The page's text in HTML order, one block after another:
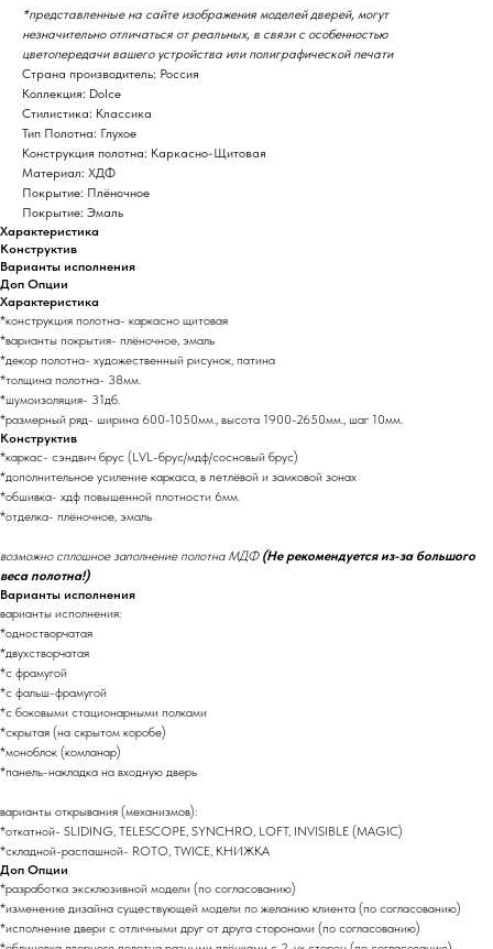
*представленные на сайте изображения моделей дверей, могут
незначительно отличаться от реальных, в связи с особенностью
цветопередачи вашего устройства или полиграфической печати
Страна производитель: Россия
Коллекция: Dolce
Стилистика: Классика
Тип Полотна: Глухое
Конструкция полотна: Каркасно-Щитовая
Материал: ХДФ
Покрытие: Плёночное
Покрытие: Эмаль
Характеристика
Конструктив
Варианты исполнения
Доп Опции
Характеристика
*конструкция полотна- каркасно щитовая
*варианты покрытия- плёночное, эмаль
*декор полотна- художественный рисунок, патина
*толщина полотна- 38мм.
*шумоизоляция- 31дб.
*размерный ряд- ширина 600-1050мм., высота 1900-2650мм., шаг 10мм.
Конструктив
*каркас- сэндвич брус (LVL-брус/мдф/сосновый брус)
*дополнительное усиление каркаса, в петлёвой и замковой зонах
*обшивка- хдф повышенной плотности 6мм.
*отделка- плёночное, эмаль
возможно сплошное заполнение полотна МДФ (Не рекомендуется из-за большого
веса полотна!)
Варианты исполнения
варианты исполнения:
*одностворчатая
*двухстворчатая
*с фрамугой
*с фальш-фрамугой
*с боковыми стационарными полками
*скрытая (на скрытом коробе)
*моноблок (комланар)
*панель-накладка на входную дверь
варианты открывания (механизмов):
*откатной- SLIDING, TELESCOPE, SYNCHRO, LOFT, INVISIBLE (MAGIC)
*складной-распашной- ROTO, TWICE, КНИЖКА
Доп Опции
*разработка эксклюзивной модели (по согласованию)
*изменение дизайна существующей модели по желанию клиента (по согласованию)
*исполнение двери с отличными друг от друга сторонами (по согласованию)